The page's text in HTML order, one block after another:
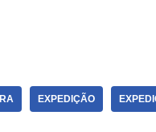
EXPEDIÇÃO